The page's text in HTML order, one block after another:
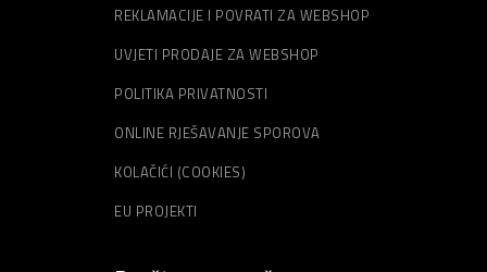
REKLAMACIJE I POVRATI ZA WEBSHOP
UVJETI PRODAJE ZA WEBSHOP
POLITIKA PRIVATNOSTI
ONLINE RJEŠAVANJE SPOROVA
KOLAČIĆI (COOKIES)
EU PROJEKTI